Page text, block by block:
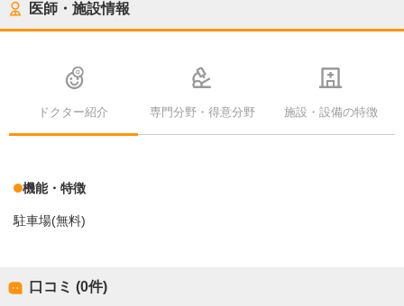
医師・施設情報
ドクター紹介 専門分野・得意分野 施設・設備の特徴
機能・特徴
駐車場(無料)
口コミ (0件)